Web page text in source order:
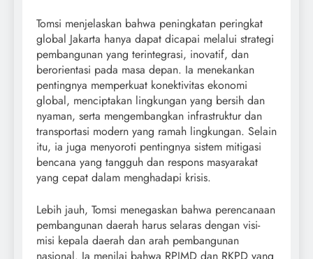
Tomsi menjelaskan bahwa peningkatan peringkat
global Jakarta hanya dapat dicapai melalui strategi
pembangunan yang terintegrasi, inovatif, dan
berorientasi pada masa depan. Ia menekankan
pentingnya memperkuat konektivitas ekonomi
global, menciptakan lingkungan yang bersih dan
nyaman, serta mengembangkan infrastruktur dan
transportasi modern yang ramah lingkungan. Selain
itu, ia juga menyoroti pentingnya sistem mitigasi
bencana yang tangguh dan respons masyarakat
yang cepat dalam menghadapi krisis.
Lebih jauh, Tomsi menegaskan bahwa perencanaan
pembangunan daerah harus selaras dengan visi-
misi kepala daerah dan arah pembangunan
nasional. Ia menilai bahwa RPJMD dan RKPD yang